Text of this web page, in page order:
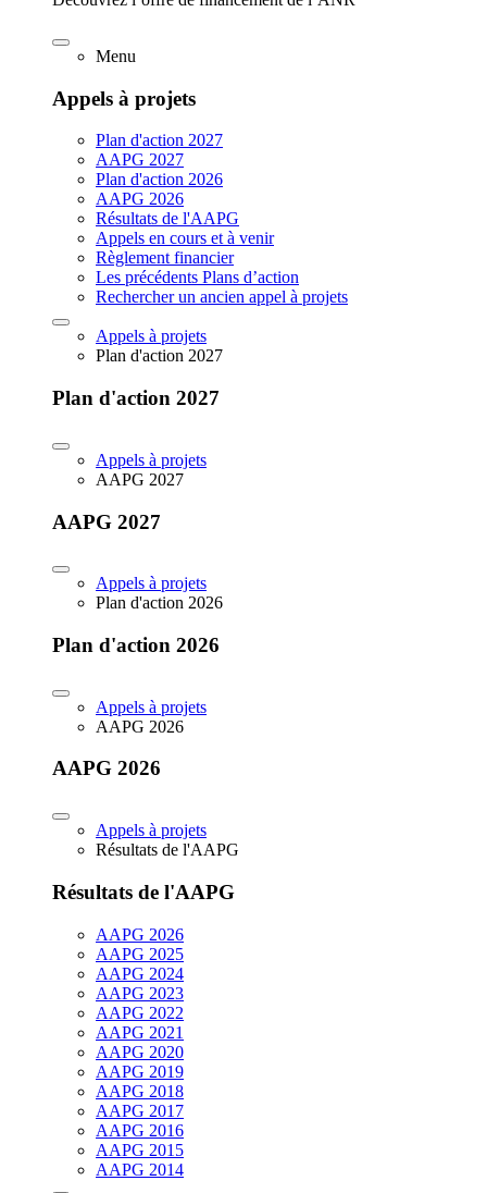
Menu
Appels à projets
Plan d'action 2027
AAPG 2027
Plan d'action 2026
AAPG 2026
Résultats de l'AAPG
Appels en cours et à venir
Règlement financier
Les précédents Plans d’action
Rechercher un ancien appel à projets
Appels à projets
Plan d'action 2027
Plan d'action 2027
Appels à projets
AAPG 2027
AAPG 2027
Appels à projets
Plan d'action 2026
Plan d'action 2026
Appels à projets
AAPG 2026
AAPG 2026
Appels à projets
Résultats de l'AAPG
Résultats de l'AAPG
AAPG 2026
AAPG 2025
AAPG 2024
AAPG 2023
AAPG 2022
AAPG 2021
AAPG 2020
AAPG 2019
AAPG 2018
AAPG 2017
AAPG 2016
AAPG 2015
AAPG 2014